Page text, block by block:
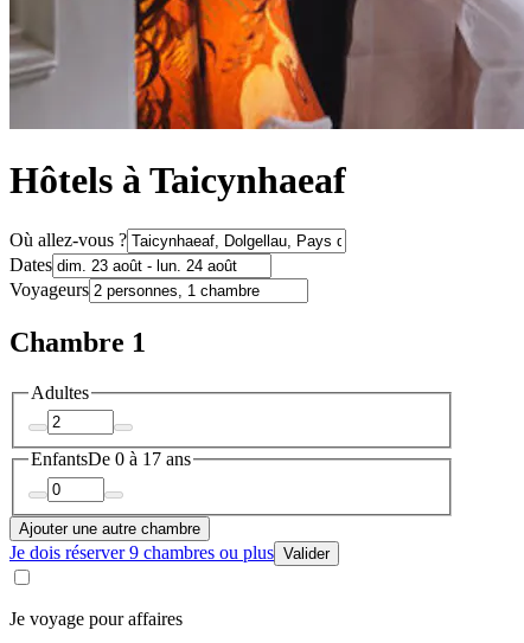
Hôtels à Taicynhaeaf
Où allez-vous ?
Dates
Voyageurs
Chambre 1
Adultes
EnfantsDe 0 à 17 ans
Ajouter une autre chambre
Je dois réserver 9 chambres ou plus Valider
Je voyage pour affaires